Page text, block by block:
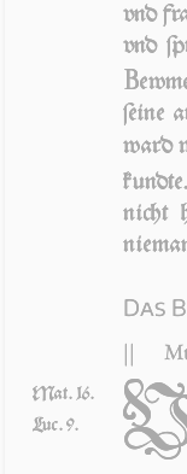
vnd
vnd
B
ſei­ne
ward
nicht
Das
||
Mat. 16.
Luc. 9.